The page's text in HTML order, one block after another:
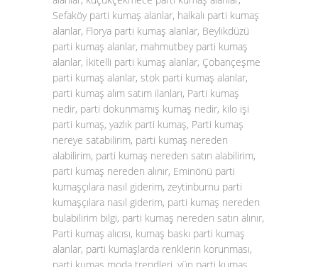
Sefaköy parti kumaş alanlar, halkalı parti kumaş
alanlar, Florya parti kumaş alanlar, Beylikdüzü
parti kumaş alanlar, mahmutbey parti kumaş
alanlar, İkitelli parti kumaş alanlar, Çobançeşme
parti kumaş alanlar, stok parti kumaş alanlar,
parti kumaş alım satım ilanları, Parti kumaş
nedir, parti dokunmamış kumaş nedir, kilo işi
parti kumaş, yazlık parti kumaş, Parti kumaş
nereye satabilirim, parti kumaş nereden
alabilirim, parti kumaş nereden satın alabilirim,
parti kumaş nereden alınır, Eminönü parti
kumaşçılara nasıl giderim, zeytinburnu parti
kumaşçılara nasıl giderim, parti kumaş nereden
bulabilirim bilgi, parti kumaş nereden satın alınır,
Parti kumaş alıcısı, kumaş baskı parti kumaş
alanlar, parti kumaşlarda renklerin korunması,